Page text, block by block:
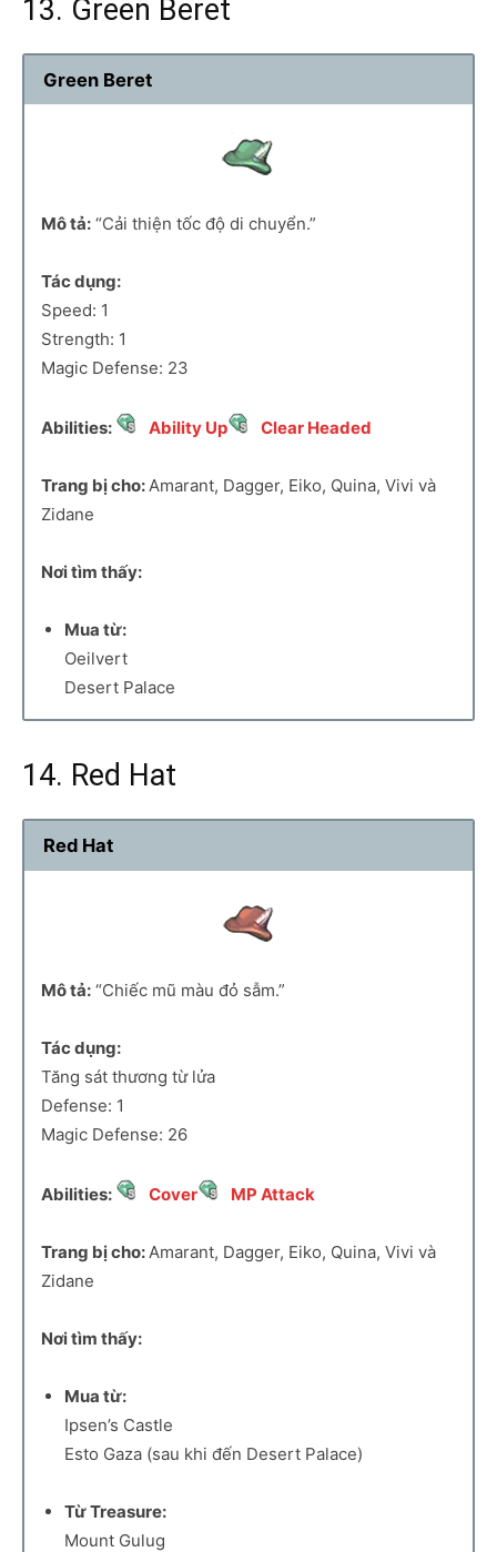
13. Green Beret
Green Beret
Mô tả: “Cải thiện tốc độ di chuyển.”
Tác dụng:
Speed: 1
Strength: 1
Magic Defense: 23
Abilities: Ability Up Clear Headed
Trang bị cho:Amarant, Dagger, Eiko, Quina, Vivi và
Zidane
Nơi tìm thấy:
Mua từ:
Oeilvert
Desert Palace
14. Red Hat
Red Hat
Mô tả: “Chiếc mũ màu đỏ sẫm.”
Tác dụng:
Tăng sát thương từ lửa
Defense: 1
Magic Defense: 26
Abilities: Cover MP Attack
Trang bị cho: Amarant, Dagger, Eiko, Quina, Vivi và
Zidane
Nơi tìm thấy:
Mua từ:
Ipsen’s Castle
Esto Gaza (sau khi đến Desert Palace)
Từ Treasure:
Mount Gulug